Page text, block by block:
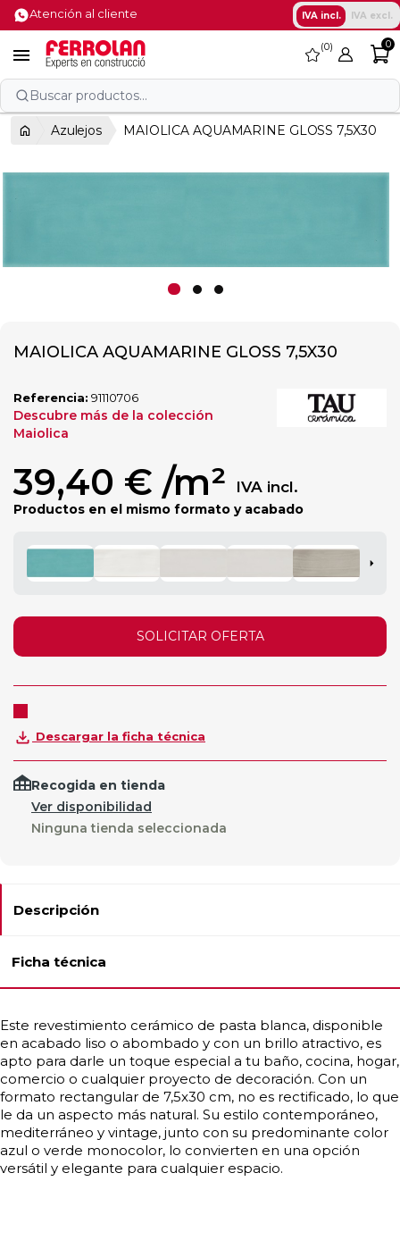
Atención al cliente IVA incl. IVA excl.
 favorite
0 0
Buscar productos...
Azulejos MAIOLICA AQUAMARINE GLOSS 7,5X30
MAIOLICA AQUAMARINE GLOSS 7,5X30
Referencia: 91110706
Descubre más de la colección
Maiolica
39,40 € /m² IVA incl.
Productos en el mismo formato y acabado
SOLICITAR OFERTA
Descargar la ficha técnica
Recogida en tienda
Ver disponibilidad
Ninguna tienda seleccionada
Descripción
Ficha técnica
Este revestimiento cerámico de pasta blanca, disponible
en acabado liso o abombado y con un brillo atractivo, es
apto para darle un toque especial a tu baño, cocina, hogar,
comercio o cualquier proyecto de decoración. Con un
formato rectangular de 7,5x30 cm, no es rectificado, lo que
le da un aspecto más natural. Su estilo contemporáneo,
mediterráneo y vintage, junto con su predominante color
azul o verde monocolor, lo convierten en una opción
versátil y elegante para cualquier espacio.